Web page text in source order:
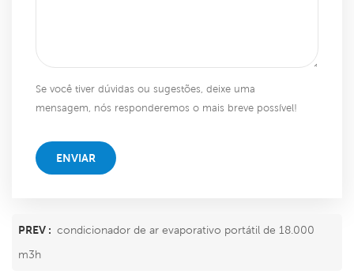
Se você tiver dúvidas ou sugestões, deixe uma
mensagem, nós responderemos o mais breve possível!
ENVIAR
PREV : condicionador de ar evaporativo portátil de 18.000
m3h